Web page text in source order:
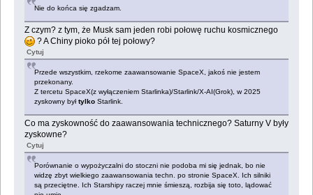
Nie do końca się zgadzam.
Z czym? z tym, że Musk sam jeden robi połowę ruchu kosmicznego
? A Chiny pioko pół tej połowy?
Cytuj
Przede wszystkim, rzekome zaawansowanie SpaceX, jakoś nie jestem
przekonany.
Z tercetu SpaceX(z wyłączeniem Starlinka)/Starlink/X-AI(Grok), w 2025
zyskowny byłtylkoStarlink.
Co ma zyskowność do zaawansowania technicznego? Saturny V były
zyskowne?
Cytuj
Porównanie o wypożyczalni do stoczni nie podoba mi się jednak, bo nie
widzę zbyt wielkiego zaawansowania techn. po stronie SpaceX. Ich silniki
są przeciętne. Ich Starshipy raczej mnie śmieszą, rozbija się toto, lądować